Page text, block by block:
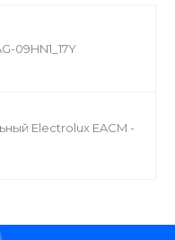
09HN1_17Y
Electrolux EACM -